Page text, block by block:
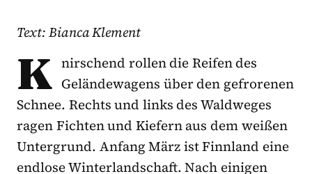
Text: Bianca Klement
K nirschend rollen die Reifen des
Geländewagens über den gefrorenen
Schnee. Rechts und links des Waldweges
ragen Fichten und Kiefern aus dem weißen
Untergrund. Anfang März ist Finnland eine
endlose Winterlandschaft. Nach einigen